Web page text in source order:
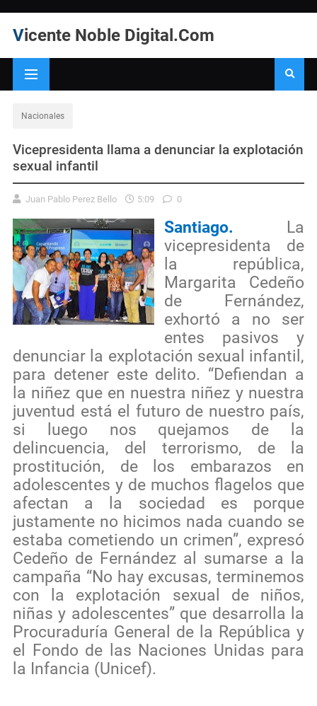
Vicente Noble Digital.Com
Nacionales
Vicepresidenta llama a denunciar la explotación
sexual infantil
Juan Pablo Perez Bello 5:09 0
Santiago.
La
vicepresidenta de
la república,
Margarita Cedeño
de Fernández,
exhortó a no ser
entes pasivos y
denunciar la explotación sexual infantil,
para detener este delito. “Defiendan a
la niñez que en nuestra niñez y nuestra
juventud está el futuro de nuestro país,
si luego nos quejamos de la
delincuencia, del terrorismo, de la
prostitución, de los embarazos en
adolescentes y de muchos flagelos que
afectan a la sociedad es porque
justamente no hicimos nada cuando se
estaba cometiendo un crimen”, expresó
Cedeño de Fernández al sumarse a la
campaña “No hay excusas, terminemos
con la explotación sexual de niños,
niñas y adolescentes” que desarrolla la
Procuraduría General de la República y
el Fondo de las Naciones Unidas para
la Infancia (Unicef).